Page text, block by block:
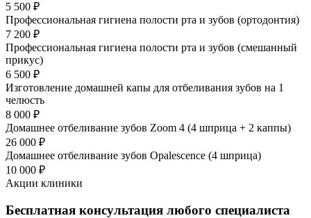
5 500 ₽
Профессиональная гигиена полости рта и зубов (ортодонтия)
7 200 ₽
Профессиональная гигиена полости рта и зубов (смешанный
прикус)
6 500 ₽
Изготовление домашней капы для отбеливания зубов на 1
челюсть
8 000 ₽
Домашнее отбеливание зубов Zoom 4 (4 шприца + 2 каппы)
26 000 ₽
Домашнее отбеливание зубов Opalescence (4 шприца)
10 000 ₽
Акции клиники
Бесплатная консультация любого специалиста